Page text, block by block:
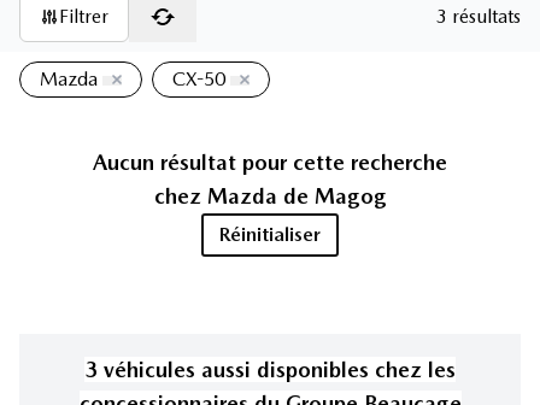
Filtrer 3 résultats
Mazda CX-50
Aucun résultat pour cette recherche
chez Mazda de Magog
Réinitialiser
3 véhicules aussi disponibles chez les